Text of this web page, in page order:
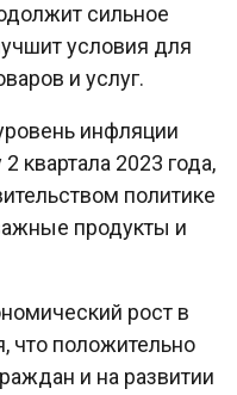
сильное
условия для
и услуг.
инфляции
квартала 2023 года,
политике
продукты и
рост в
что положительно
и на развитии